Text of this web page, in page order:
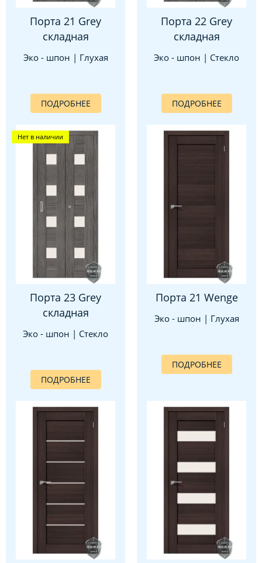
Порта 21 Grey
складная
Эко - шпон | Глухая
ПОДРОБНЕЕ
Порта 22 Grey
складная
Эко - шпон | Стекло
ПОДРОБНЕЕ
Нет в наличии
Порта 23 Grey
складная
Эко - шпон | Стекло
ПОДРОБНЕЕ
Порта 21 Wenge
Эко - шпон | Глухая
ПОДРОБНЕЕ